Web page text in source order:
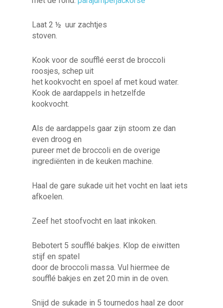
Laat 2 ½ uur zachtjes
stoven.
Kook voor de soufflé eerst de broccoli
roosjes, schep uit
het kookvocht en spoel af met koud water.
Kook de aardappels in hetzelfde
kookvocht.
Als de aardappels gaar zijn stoom ze dan
even droog en
pureer met de broccoli en de overige
ingrediënten in de keuken machine.
Haal de gare sukade uit het vocht en laat iets
afkoelen.
Zeef het stoofvocht en laat inkoken.
Bebotert 5 soufflé bakjes. Klop de eiwitten
stijf en spatel
door de broccoli massa. Vul hiermee de
soufflé bakjes en zet 20 min in de oven.
Snijd de sukade in 5 tournedos haal ze door